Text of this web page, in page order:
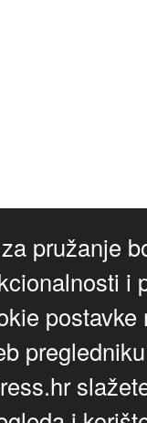
pružanje
i